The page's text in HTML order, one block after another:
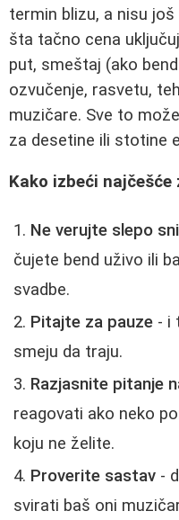
termin blizu, a nisu
šta tačno cena
put, smeštaj (ako
ozvučenje, rasvetu,
muzičare. Sve to
za desetine ili stotine
Kako izbeći najčešće
Ne verujte slepo
čujete bend uživo ili
svadbe.
Pitajte za pauze - i
smeju da traju.
Razjasnite pitanje
reagovati ako neko
koju ne želite.
Proverite sastav -
svirati baš oni